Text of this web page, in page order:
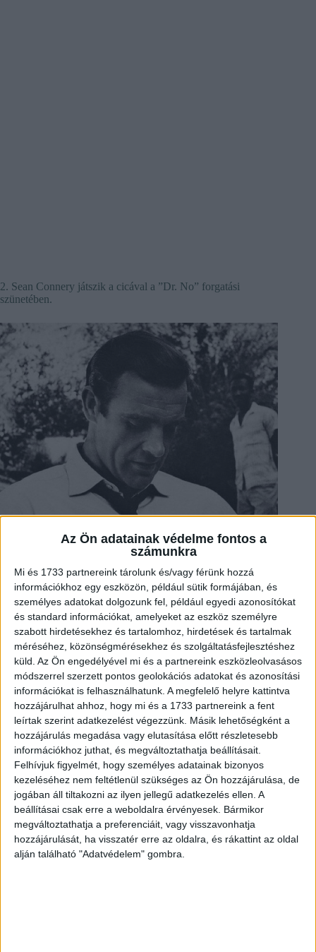
Az Ön adatainak védelme fontos a
számunkra
Mi és 1733 partnereink tárolunk és/vagy férünk hozzá
információkhoz egy eszközön, például sütik formájában, és
személyes adatokat dolgozunk fel, például egyedi azonosítókat
és standard információkat, amelyeket az eszköz személyre
szabott hirdetésekhez és tartalomhoz, hirdetések és tartalmak
méréséhez, közönségmérésekhez és szolgáltatásfejlesztéshez
küld. Az Ön engedélyével mi és a partnereink eszközleolvasásos
módszerrel szerzett pontos geolokációs adatokat és azonosítási
információkat is felhasználhatunk. A megfelelő helyre kattintva
hozzájárulhat ahhoz, hogy mi és a 1733 partnereink a fent
leírtak szerint adatkezelést végezzünk. Másik lehetőségként a
hozzájárulás megadása vagy elutasítása előtt részletesebb
információkhoz juthat, és megváltoztathatja beállításait.
Felhívjuk figyelmét, hogy személyes adatainak bizonyos
kezeléséhez nem feltétlenül szükséges az Ön hozzájárulása, de
jogában áll tiltakozni az ilyen jellegű adatkezelés ellen. A
beállításai csak erre a weboldalra érvényesek. Bármikor
megváltoztathatja a preferenciáit, vagy visszavonhatja
hozzájárulását, ha visszatér erre az oldalra, és rákattint az oldal
alján található "Adatvédelem" gombra.
2. Sean Connery játszik a cicával a ”Dr. No” forgatási
szünetében.
3. Pihenő jégóriások a ”Thor” forgatásán.